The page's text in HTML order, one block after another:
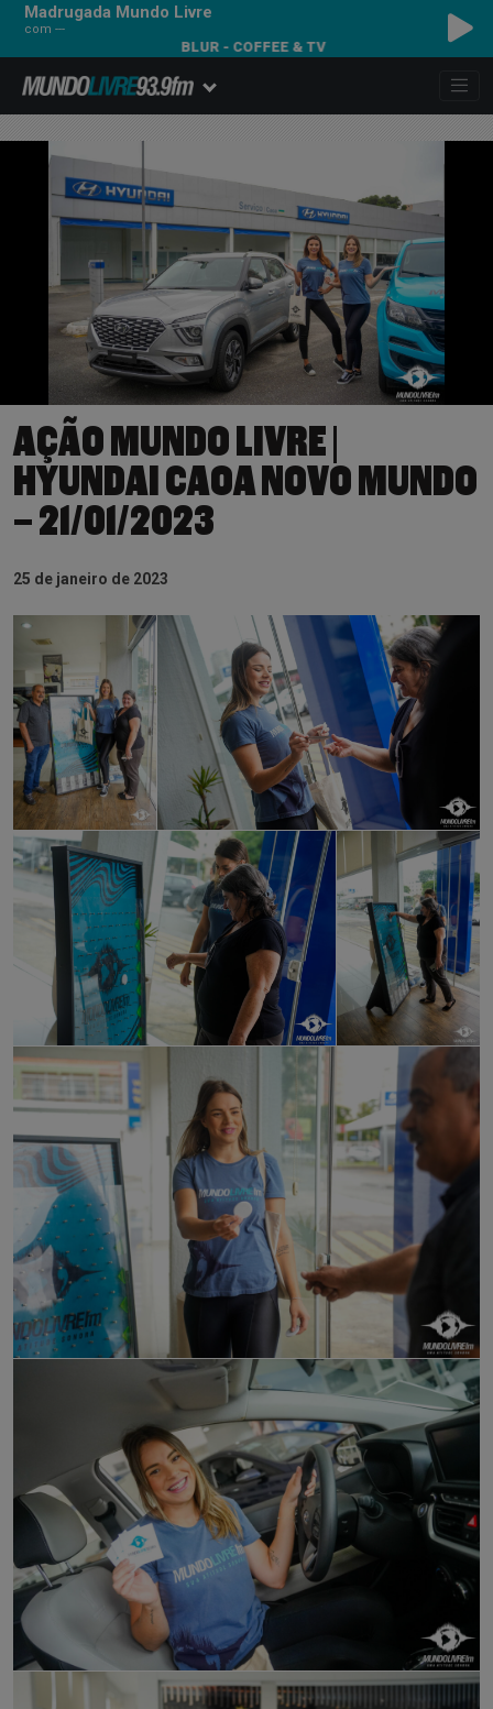
Madrugada Mundo Livre
com ---
AÇÃO MUNDO LIVRE |
HYUNDAI CAOA NOVO MUNDO
– 21/01/2023
25 de janeiro de 2023